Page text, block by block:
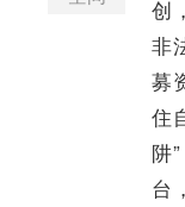
创
非
募
住
阱
台